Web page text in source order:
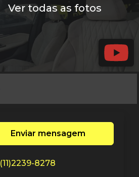
Ver todas as fotos
Enviar mensagem
(11)2239-8278